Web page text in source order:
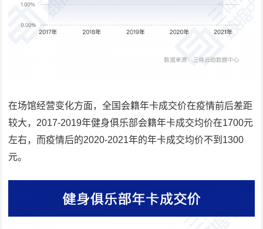
在场馆经营变化方面，全国会籍年卡成交价在疫情前后差距
较大，2017-2019年健身俱乐部会籍年卡成交均价在1700元
左右，而疫情后的2020-2021年的年卡成交均价不到1300
元。